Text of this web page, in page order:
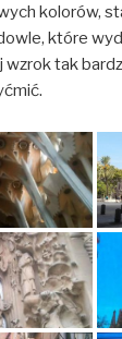
kolorów,
które
tak